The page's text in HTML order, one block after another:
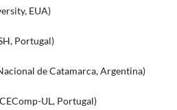
EUA)
Portugal)
de Catamarca, Argentina)
UL, Portugal)